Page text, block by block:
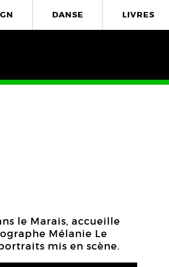
DANSE LIVRES
le Marais, accueille
Mélanie Le
mis en scène.